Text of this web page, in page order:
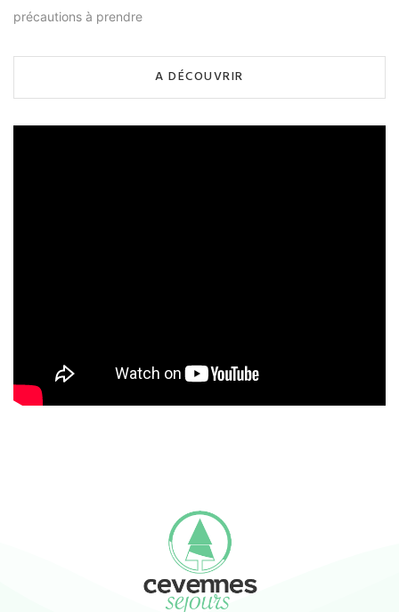
précautions à prendre
A DÉCOUVRIR